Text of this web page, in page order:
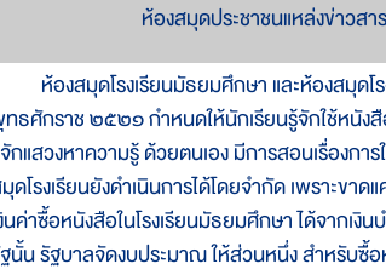
ห้องสมุดประชาชนแหล่งข่าวส
ห้องสมุดโรงเรียนมัธยมศึกษา และห้องสมุดโร
ธศักราช ๒๕๒๑ กำหนดให้นักเรียนรู้จักใช้หนังสื
กแสวงหาความรู้ ด้วยตนเอง มีการสอนเรื่องก
ดโรงเรียนยังดำเนินการได้โดยจำกัด เพราะข
นค่าซื้อหนังสือในโรงเรียนมัธยมศึกษา ได้จากเงิ
นั้น รัฐบาลจัดงบประมาณ ให้ส่วนหนึ่ง สำหรับซื้อ